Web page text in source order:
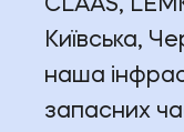
CLAAS,
Київська,
наша
запасних